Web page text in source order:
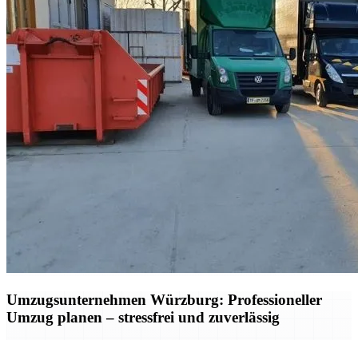
Umzugsunternehmen Würzburg: Professioneller
Umzug planen – stressfrei und zuverlässig